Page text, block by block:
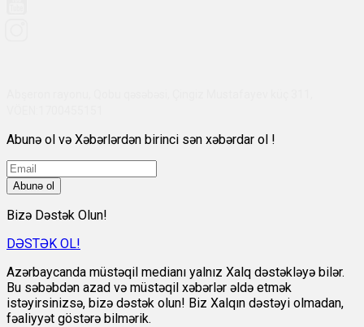
Abunə ol və Xəbərlərdən birinci sən xəbərdar ol !
Abunə ol
Bizə Dəstək Olun!
DƏSTƏK OL!
Azərbaycanda müstəqil medianı yalnız Xalq dəstəkləyə bilər.
Bu səbəbdən azad və müstəqil xəbərlər əldə etmək
istəyirsinizsə, bizə dəstək olun! Biz Xalqın dəstəyi olmadan,
fəaliyyət göstərə bilmərik.